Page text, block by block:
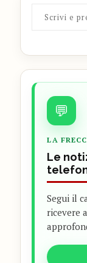
💬
LA
Le
Segui il
ricevere